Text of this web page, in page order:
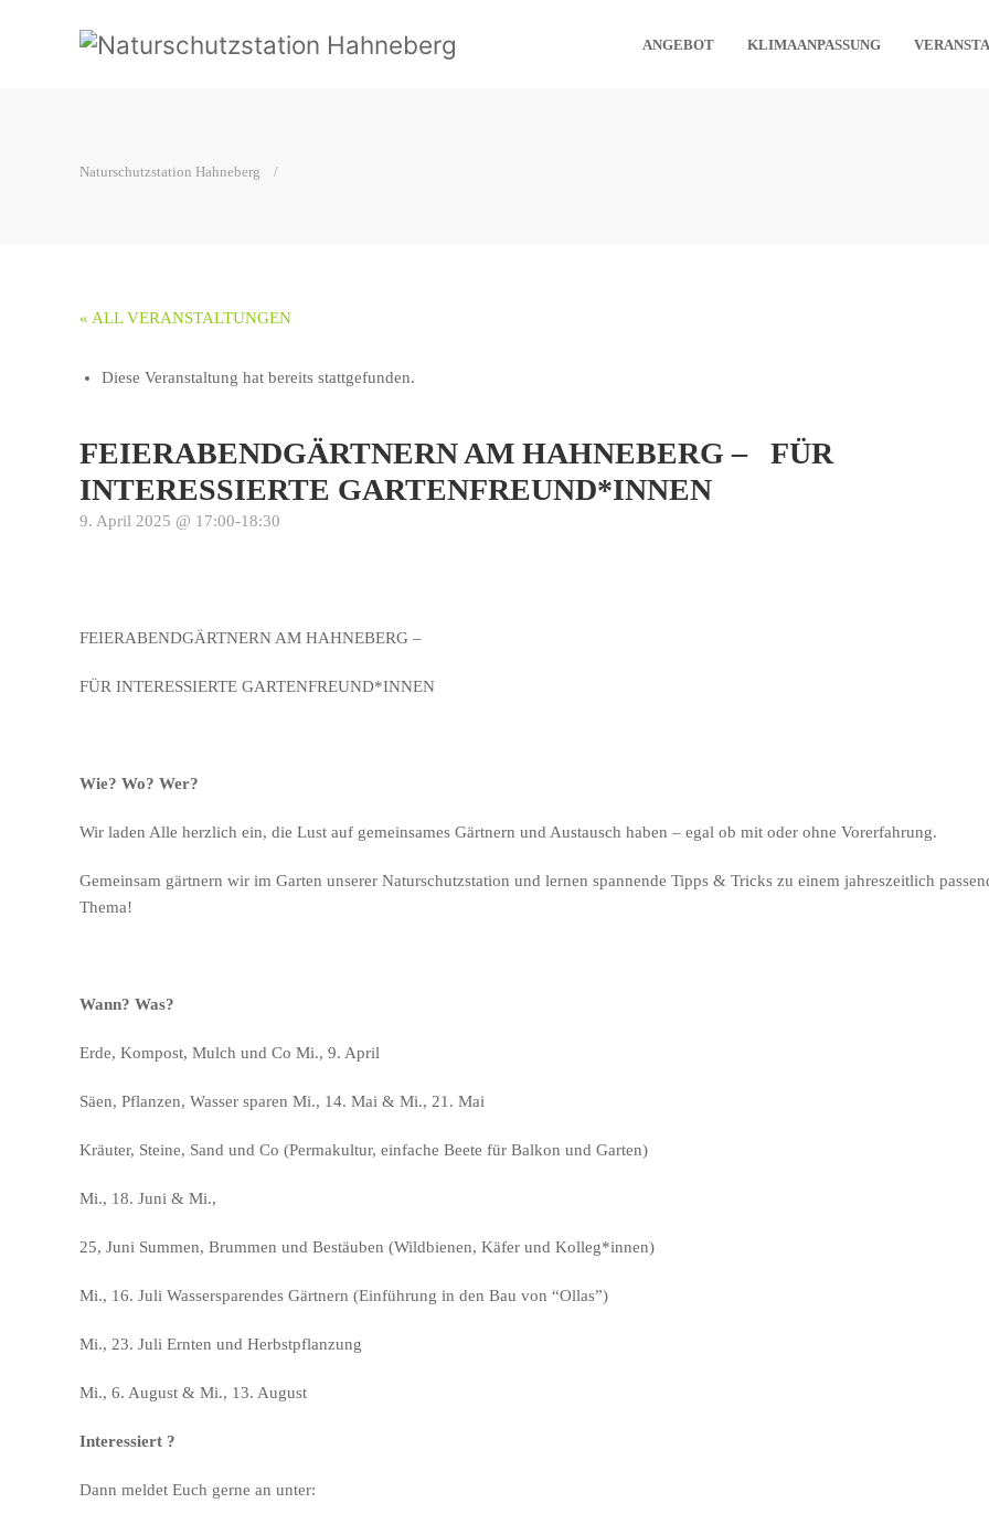
ANGEBOT KLIMAANPASSUNG
Naturschutzstation Hahneberg
« ALL VERANSTALTUNGEN
Diese Veranstaltung hat bereits stattgefunden.
FEIERABENDGÄRTNERN AM HAHNEBERG – FÜR
INTERESSIERTE GARTENFREUND*INNEN
9. April 2025 @ 17:00-18:30
FEIERABENDGÄRTNERN AM HAHNEBERG –
FÜR INTERESSIERTE GARTENFREUND*INNEN
Wie? Wo? Wer?
Wir laden Alle herzlich ein, die Lust auf gemeinsames Gärtnern und Austausch haben – egal ob mit oder ohne Vorerfahrung.
Gemeinsam gärtnern wir im Garten unserer Naturschutzstation und lernen spannende Tipps & Tricks zu einem jahreszeitlich
Thema!
Wann? Was?
Erde, Kompost, Mulch und Co Mi., 9. April
Säen, Pflanzen, Wasser sparen Mi., 14. Mai & Mi., 21. Mai
Kräuter, Steine, Sand und Co (Permakultur, einfache Beete für Balkon und Garten)
Mi., 18. Juni & Mi.,
25, Juni Summen, Brummen und Bestäuben (Wildbienen, Käfer und Kolleg*innen)
Mi., 16. Juli Wassersparendes Gärtnern (Einführung in den Bau von “Ollas”)
Mi., 23. Juli Ernten und Herbstpflanzung
Mi., 6. August & Mi., 13. August
Interessiert ?
Dann meldet Euch gerne an unter: